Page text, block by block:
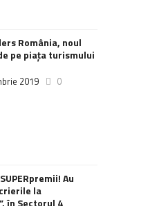
România, noul
pe piața turismului
2019 0
Au
la
în Sectorul 4